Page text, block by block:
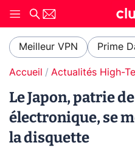
Meilleur VPN Prime
Accueil Actualités High-
Le Japon, patrie
électronique, se
la disquette